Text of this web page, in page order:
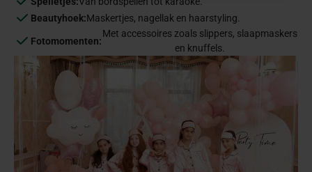
Beautyhoek:Maskertjes, nagellak en haarstyling.
Fotomomenten:
Met accessoires zoals slippers, slaapmaskers
en knuffels.